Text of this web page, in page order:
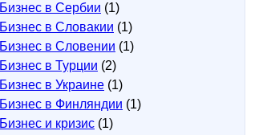
Бизнес в Сербии (1)
Бизнес в Словакии (1)
Бизнес в Словении (1)
Бизнес в Турции (2)
Бизнес в Украине (1)
Бизнес в Финляндии (1)
Бизнес и кризис (1)